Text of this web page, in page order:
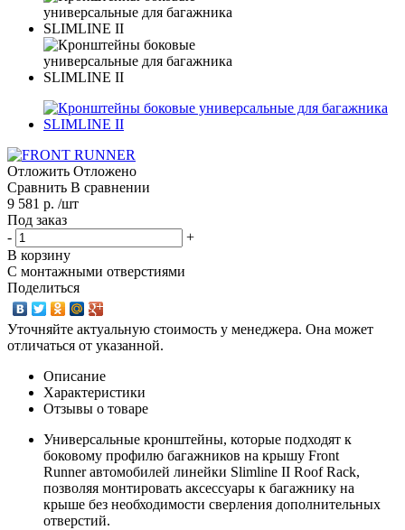
Отложить Отложено
Сравнить В сравнении
9 581 р. /шт
Под заказ
-
+
В корзину
С монтажными отверстиями
Поделиться
Уточняйте актуальную стоимость у менеджера. Она может
отличаться от указанной.
Описание
Характеристики
Отзывы о товаре
Универсальные кронштейны, которые подходят к
боковому профилю багажников на крышу Front
Runner автомобилей линейки Slimline II Roof Rack,
позволяя монтировать аксессуары к багажнику на
крыше без необходимости сверления дополнительных
отверстий.